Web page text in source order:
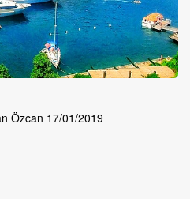
Özcan 17/01/2019